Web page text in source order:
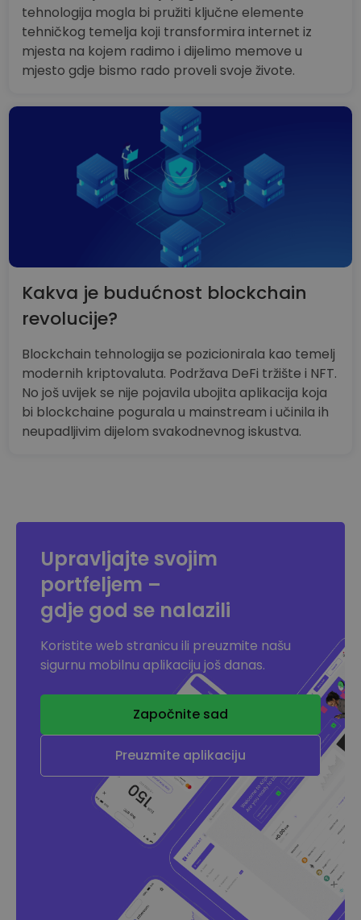
tehnologija mogla bi pružiti ključne elemente
tehničkog temelja koji transformira internet iz
mjesta na kojem radimo i dijelimo memove u
mjesto gdje bismo rado proveli svoje živote.
Kakva je budućnost blockchain
revolucije?
Blockchain tehnologija se pozicionirala kao temelj
modernih kriptovaluta. Podržava DeFi tržište i NFT.
No još uvijek se nije pojavila ubojita aplikacija koja
bi blockchaine pogurala u mainstream i učinila ih
neupadljivim dijelom svakodnevnog iskustva.
Upravljajte svojim
portfeljem –
gdje god se nalazili
Koristite web stranicu ili preuzmite našu
sigurnu mobilnu aplikaciju još danas.
Započnite sad
Preuzmite aplikaciju